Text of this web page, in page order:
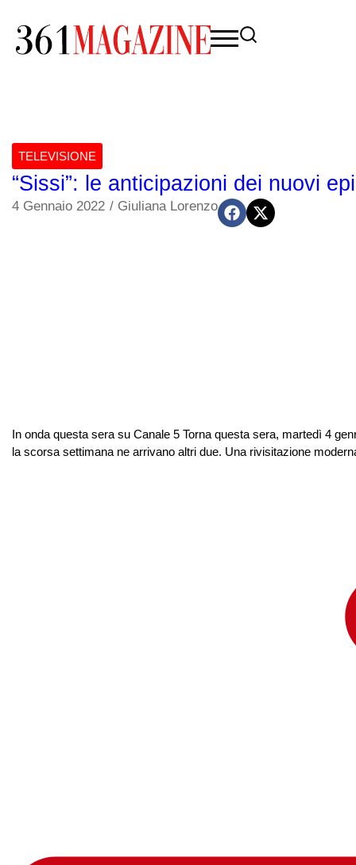
TELEVISIONE
“Sissi”: le anticipazioni dei nuovi
4 Gennaio 2022 / Giuliana Lorenzo
In onda questa sera su Canale 5 Torna questa sera, martedì 4
la scorsa settimana ne arrivano altri due. Una rivisitazione